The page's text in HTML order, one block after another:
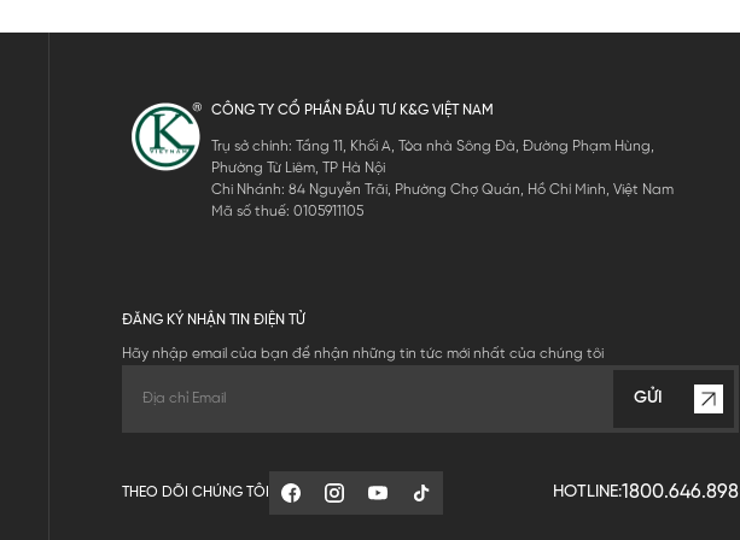
CÔNG TY CỔ PHẦN ĐẦU TƯ K&G VIỆT NAM
Trụ sở chính: Tầng 11, Khối A, Tòa nhà Sông Đà, Đường Phạm Hùng,
Phường Từ Liêm, TP Hà Nội
Chi Nhánh: 84 Nguyễn Trãi, Phường Chợ Quán, Hồ Chí Minh, Việt Nam
Mã số thuế: 0105911105
ĐĂNG KÝ NHẬN TIN ĐIỆN TỬ
Hãy nhập email của bạn để nhận những tin tức mới nhất của chúng tôi
GỬI
THEO DÕI CHÚNG TÔI HOTLINE:1800.646.898